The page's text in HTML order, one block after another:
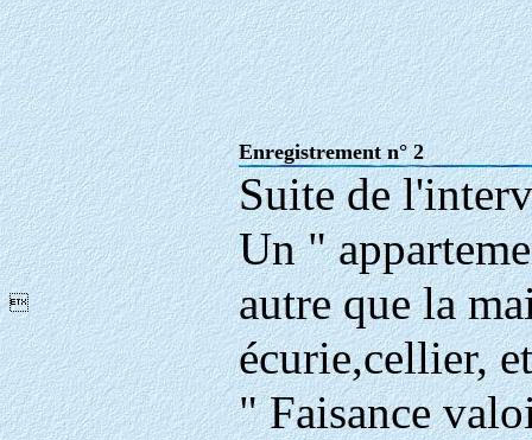
Enregistrement n° 2

Suite de
Un "
autre que la
écurie,cellier,
" Faisance